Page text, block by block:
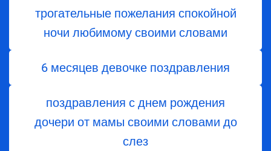
трогательные пожелания спокойной
ночи любимому своими словами
6 месяцев девочке поздравления
поздравления с днем ​​рождения
дочери от мамы своими словами до
слез